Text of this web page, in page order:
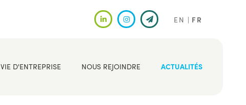
EN FR
VIE D'ENTREPRISE NOUS REJOINDRE ACTUALITÉS